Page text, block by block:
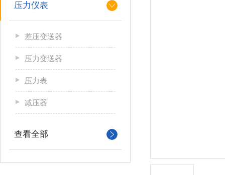
压力仪表
差压变送器
压力变送器
压力表
减压器
查看全部